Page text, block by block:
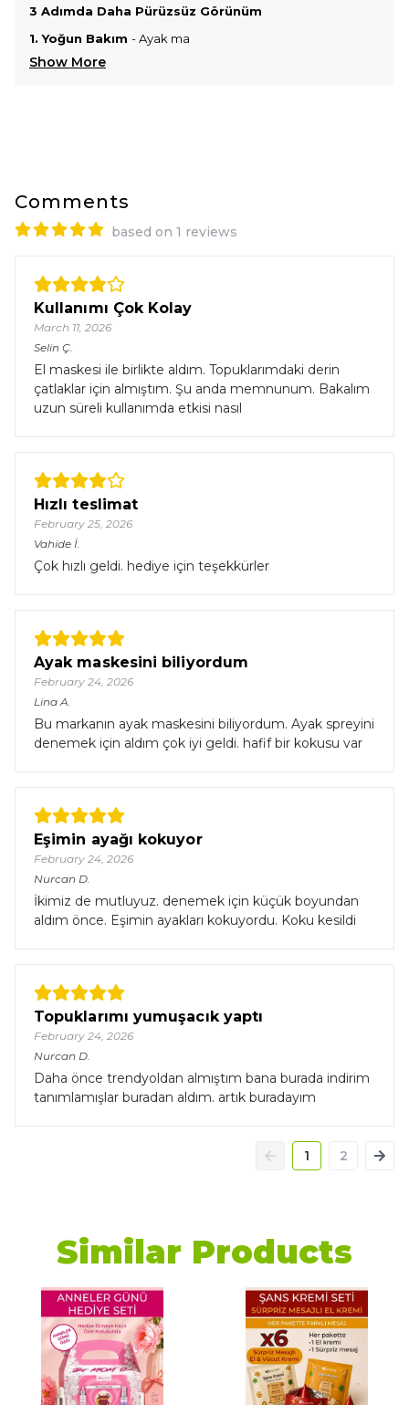
3 Adımda Daha Pürüzsüz Görünüm
1. Yoğun Bakım - Ayak ma
Show More
Comments
based on 1 reviews
Kullanımı Çok Kolay
March 11, 2026
Selin Ç.
El maskesi ile birlikte aldım. Topuklarımdaki derin
çatlaklar için almıştım. Şu anda memnunum. Bakalım
uzun süreli kullanımda etkisi nasıl
Hızlı teslimat
February 25, 2026
Vahide İ.
Çok hızlı geldi. hediye için teşekkürler
Ayak maskesini biliyordum
February 24, 2026
Lina A.
Bu markanın ayak maskesini biliyordum. Ayak spreyini
denemek için aldım çok iyi geldi. hafif bir kokusu var
Eşimin ayağı kokuyor
February 24, 2026
Nurcan D.
İkimiz de mutluyuz. denemek için küçük boyundan
aldım önce. Eşimin ayakları kokuyordu. Koku kesildi
Topuklarımı yumuşacık yaptı
February 24, 2026
Nurcan D.
Daha önce trendyoldan almıştım bana burada indirim
tanımlamışlar buradan aldım. artık buradayım
1 2
Similar Products